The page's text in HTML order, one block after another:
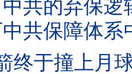
共的弃保
中的弃保逻辑/曼谷枪击
上月球/王剑每日观